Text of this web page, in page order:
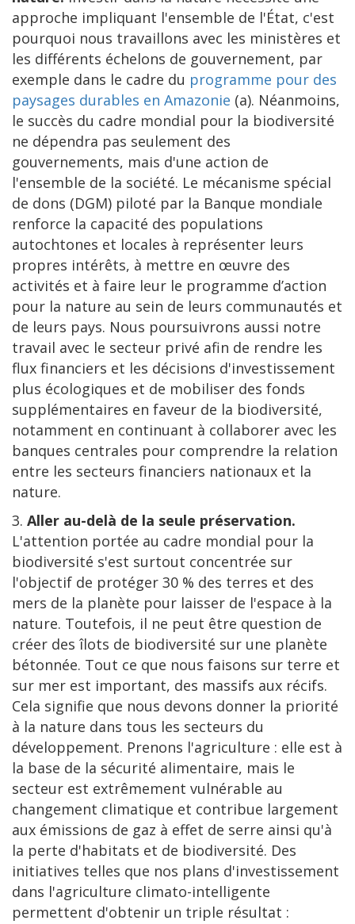
approche impliquant l'ensemble de l'État, c'est
pourquoi nous travaillons avec les ministères et
les différents échelons de gouvernement, par
exemple dans le cadre du programme pour des
paysages durables en Amazonie (a). Néanmoins,
le succès du cadre mondial pour la biodiversité
ne dépendra pas seulement des
gouvernements, mais d'une action de
l'ensemble de la société. Le mécanisme spécial
de dons (DGM) piloté par la Banque mondiale
renforce la capacité des populations
autochtones et locales à représenter leurs
propres intérêts, à mettre en œuvre des
activités et à faire leur le programme d’action
pour la nature au sein de leurs communautés et
de leurs pays. Nous poursuivrons aussi notre
travail avec le secteur privé afin de rendre les
flux financiers et les décisions d'investissement
plus écologiques et de mobiliser des fonds
supplémentaires en faveur de la biodiversité,
notamment en continuant à collaborer avec les
banques centrales pour comprendre la relation
entre les secteurs financiers nationaux et la
nature.
3. Aller au-delà de la seule préservation.
L'attention portée au cadre mondial pour la
biodiversité s'est surtout concentrée sur
l'objectif de protéger 30 % des terres et des
mers de la planète pour laisser de l'espace à la
nature. Toutefois, il ne peut être question de
créer des îlots de biodiversité sur une planète
bétonnée. Tout ce que nous faisons sur terre et
sur mer est important, des massifs aux récifs.
Cela signifie que nous devons donner la priorité
à la nature dans tous les secteurs du
développement. Prenons l'agriculture : elle est à
la base de la sécurité alimentaire, mais le
secteur est extrêmement vulnérable au
changement climatique et contribue largement
aux émissions de gaz à effet de serre ainsi qu'à
la perte d'habitats et de biodiversité. Des
initiatives telles que nos plans d'investissement
dans l'agriculture climato-intelligente
permettent d'obtenir un triple résultat :